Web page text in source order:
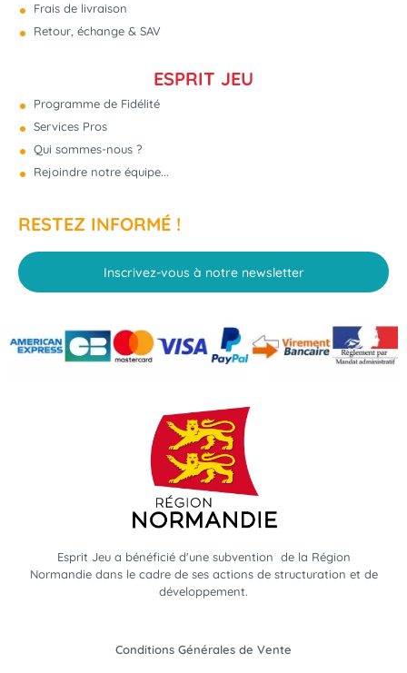
Frais de livraison
Retour, échange & SAV
ESPRIT JEU
Programme de Fidélité
Services Pros
Qui sommes-nous ?
Rejoindre notre équipe...
RESTEZ INFORMÉ !
Inscrivez-vous à notre newsletter
Esprit Jeu a bénéficié d'une subvention de la Région
Normandie dans le cadre de ses actions de structuration et de
développement.
Conditions Générales de Vente